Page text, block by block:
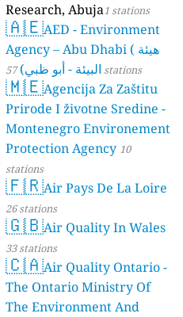
Research, Abuja1 stations
🇦🇪AED - Environment
Agency – Abu Dhabi ( هيئة
البيئة - أبو ظبي) 57 stations
🇲🇪Agencija Za Zaštitu
Prirode I životne Sredine -
Montenegro Environement
Protection Agency 10
stations
🇫🇷Air Pays De La Loire
26 stations
🇬🇧Air Quality In Wales
33 stations
🇨🇦Air Quality Ontario -
The Ontario Ministry Of
The Environment And